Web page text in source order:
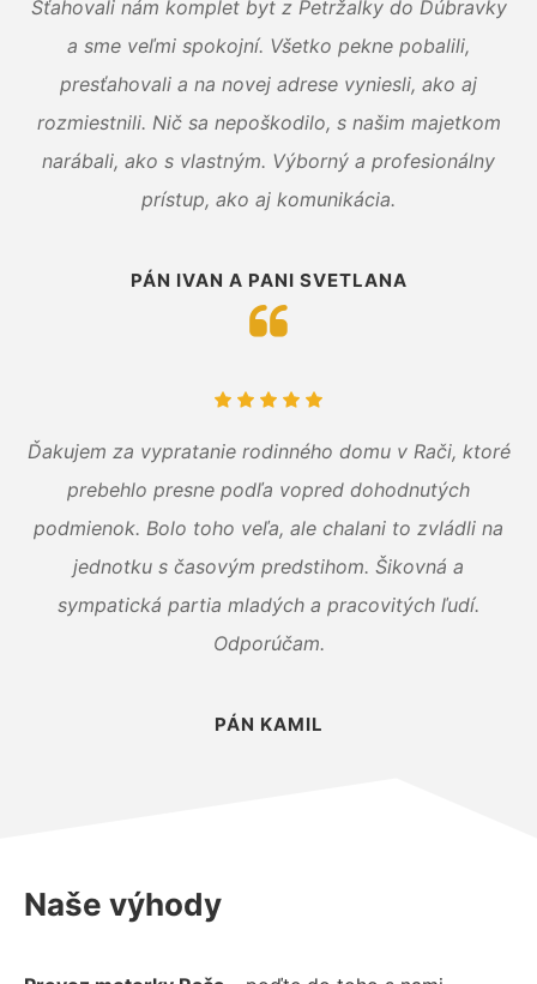
Sťahovali nám komplet byt z Petržalky do Dúbravky
a sme veľmi spokojní. Všetko pekne pobalili,
presťahovali a na novej adrese vyniesli, ako aj
rozmiestnili. Nič sa nepoškodilo, s našim majetkom
narábali, ako s vlastným. Výborný a profesionálny
prístup, ako aj komunikácia.
PÁN IVAN A PANI SVETLANA
Ďakujem za vypratanie rodinného domu v Rači, ktoré
prebehlo presne podľa vopred dohodnutých
podmienok. Bolo toho veľa, ale chalani to zvládli na
jednotku s časovým predstihom. Šikovná a
sympatická partia mladých a pracovitých ľudí.
Odporúčam.
PÁN KAMIL
Naše výhody